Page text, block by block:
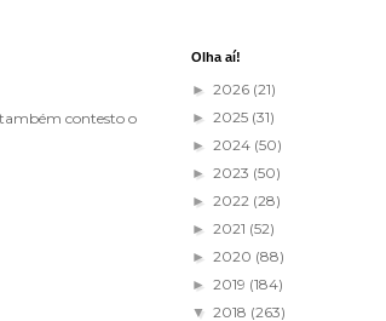
contesto o
Olha aí!
► 2026 (21)
► 2025 (31)
► 2024 (50)
► 2023 (50)
► 2022 (28)
► 2021 (52)
► 2020 (88)
► 2019 (184)
▼ 2018 (263)